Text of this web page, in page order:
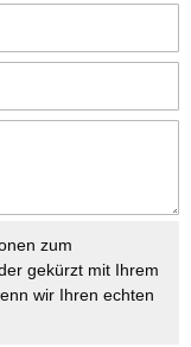
zum
gekürzt mit Ihrem
wir Ihren echten